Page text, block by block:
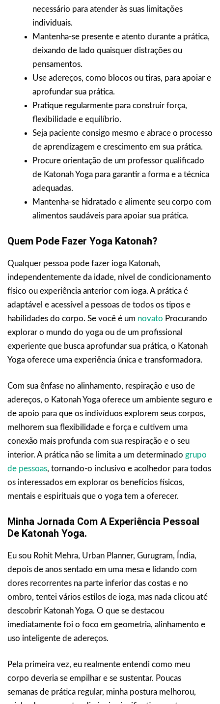
necessário para atender às suas limitações
individuais.
Mantenha-se presente e atento durante a prática,
deixando de lado quaisquer distrações ou
pensamentos.
Use adereços, como blocos ou tiras, para apoiar e
aprofundar sua prática.
Pratique regularmente para construir força,
flexibilidade e equilíbrio.
Seja paciente consigo mesmo e abrace o processo
de aprendizagem e crescimento em sua prática.
Procure orientação de um professor qualificado
de Katonah Yoga para garantir a forma e a técnica
adequadas.
Mantenha-se hidratado e alimente seu corpo com
alimentos saudáveis para apoiar sua prática.
Quem Pode Fazer Yoga Katonah?
Qualquer pessoa pode fazer ioga Katonah,
independentemente da idade, nível de condicionamento
físico ou experiência anterior com ioga. A prática é
adaptável e acessível a pessoas de todos os tipos e
habilidades do corpo. Se você é um novato Procurando
explorar o mundo do yoga ou de um profissional
experiente que busca aprofundar sua prática, o Katonah
Yoga oferece uma experiência única e transformadora.
Com sua ênfase no alinhamento, respiração e uso de
adereços, o Katonah Yoga oferece um ambiente seguro e
de apoio para que os indivíduos explorem seus corpos,
melhorem sua flexibilidade e força e cultivem uma
conexão mais profunda com sua respiração e o seu
interior. A prática não se limita a um determinado grupo
de pessoas, tornando-o inclusivo e acolhedor para todos
os interessados em explorar os benefícios físicos,
mentais e espirituais que o yoga tem a oferecer.
Minha Jornada Com A Experiência Pessoal
De Katonah Yoga.
Eu sou Rohit Mehra, Urban Planner, Gurugram, Índia,
depois de anos sentado em uma mesa e lidando com
dores recorrentes na parte inferior das costas e no
ombro, tentei vários estilos de ioga, mas nada clicou até
descobrir Katonah Yoga. O que se destacou
imediatamente foi o foco em geometria, alinhamento e
uso inteligente de adereços.
Pela primeira vez, eu realmente entendi como meu
corpo deveria se empilhar e se sustentar. Poucas
semanas de prática regular, minha postura melhorou,